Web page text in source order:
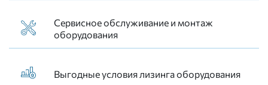
Сервисное обслуживание и монтаж
оборудования
Выгодные условия лизинга оборудования